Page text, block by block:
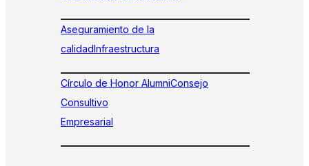
Aseguramiento de la
calidadInfraestructura
Círculo de Honor AlumniConsejo
Consultivo
Empresarial